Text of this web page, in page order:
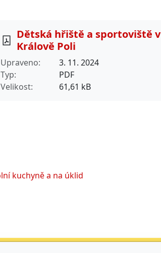
Dětská hřiště a sportoviště v
Králově Poli
Upraveno
3. 11. 2024
Typ
PDF
Velikost
61,61 kB
kuchyně a na úklid